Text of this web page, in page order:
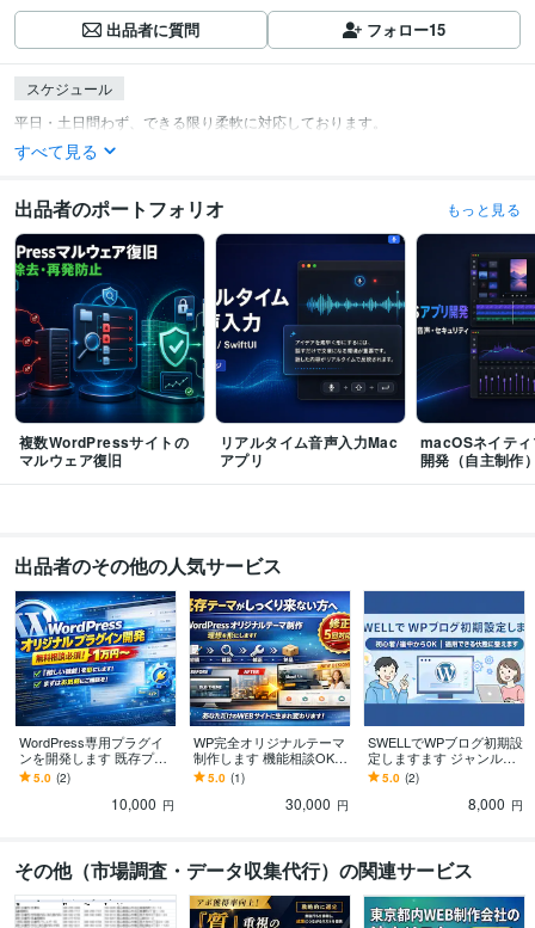
出品者に質問 フォロー15
スケジュール
すべて見る
出品者のポートフォリオ もっと見る
複数WordPressサイトの
マルウェア復旧
リアルタイム音声入力Mac
アプリ
macOSネイテ
開発（自主制作
出品者のその他の人気サービス
WordPress専用プラグイ
ンを開発します 既存プラ
グインで無理な機能を実
装します
5.0 (2)
10,000 円
WP完全オリジナルテーマ
制作します 機能相談OK！
管理画面付きテーマ制作
5.0 (1)
30,000 円
SWELLでWPブログ初期設
定しますます ジャンル不
問｜途中からも整えます
5.0 (2)
8,000 円
その他（市場調査・データ収集代行）の関連サービス